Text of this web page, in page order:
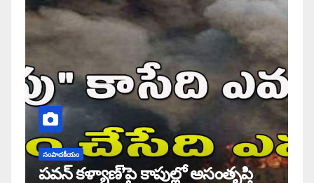
సంపాదకీయం
పవన్ కళ్యాణ్’పై కాపుల్లో అసంతృప్తి